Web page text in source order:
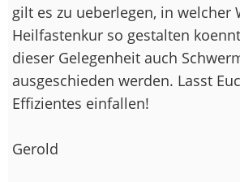
gilt es zu ueberlegen, in welcher
Heilfastenkur so gestalten
dieser Gelegenheit auch
ausgeschieden werden. Lasst
Effizientes einfallen!
Gerold